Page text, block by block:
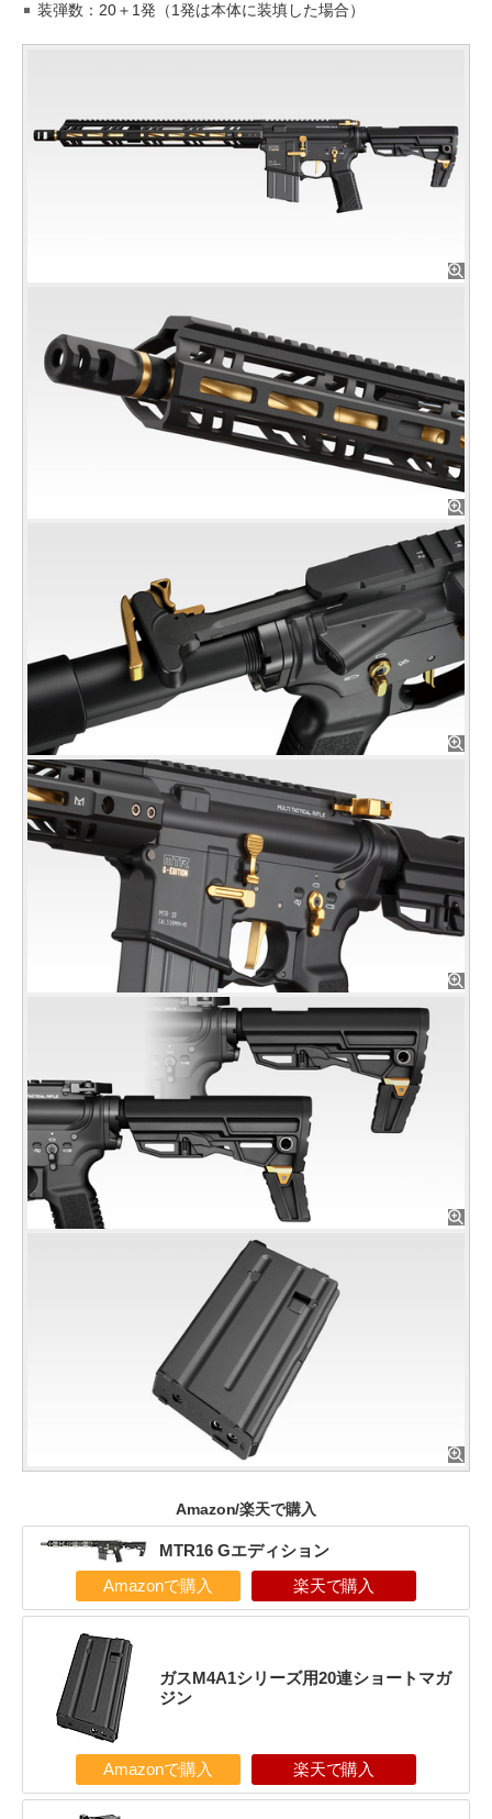
装弾数：20＋1発（1発は本体に装填した場合）
Amazon/楽天で購入
MTR16 Gエディション
Amazonで購入 楽天で購入
ガスM4A1シリーズ用20連ショートマガ
ジン
Amazonで購入 楽天で購入